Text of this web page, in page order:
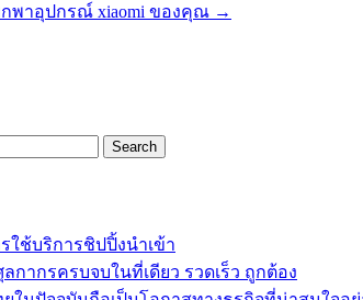
พาอุปกรณ์ xiaomi ของคุณ →
ใช้บริการชิปปิ้งนำเข้า
กากรครบจบในที่เดียว รวดเร็ว ถูกต้อง